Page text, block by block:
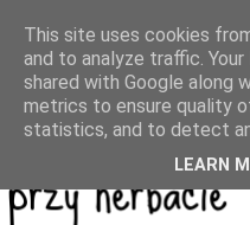
This site uses cookies
and to analyze traffic.
shared with Google along
metrics to ensure quality
statistics, and to detect
LEARN